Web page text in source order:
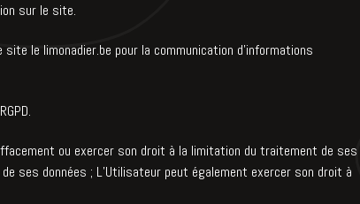
sur le site.
le limonadier.be pour la communication d’informations
ou exercer son droit à la limitation du traitement de ses
ses données ; L’Utilisateur peut également exercer son droit à